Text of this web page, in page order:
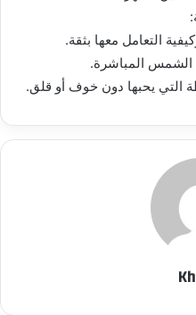
التعامل معها بثقة.
الشمس المباشرة.
التي يحبها دون خوف أو قلق.